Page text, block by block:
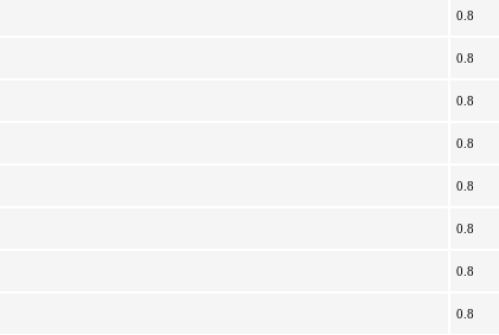
0.8
0.8
0.8
0.8
0.8
0.8
0.8
0.8